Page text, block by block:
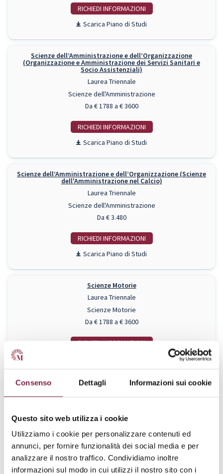
Consenso Dettagli Informazioni sui cookie
Questo sito web utilizza i cookie
Utilizziamo i cookie per personalizzare contenuti ed
annunci, per fornire funzionalità dei social media e per
analizzare il nostro traffico. Condividiamo inoltre
informazioni sul modo in cui utilizzi il nostro sito con i
RICHIEDI INFO
Piano di Studi
Scienze dell’Amministrazione e dell’Organizzazione
(Organizzazione e Amministrazione dei Servizi Sanitari e
Socio Assistenziali)
Laurea Triennale
Scienze dell'Amministrazione
Da € 1788 a € 3600
RICHIEDI INFO
Piano di Studi
Scienze dell’Amministrazione e dell’Organizzazione (Scienze
dell'Amministrazione nel Calcio)
Laurea Triennale
Scienze dell'Amministrazione
Da € 3.480
RICHIEDI INFO
Piano di Studi
Scienze Motorie
Laurea Triennale
Scienze Motorie
Da € 1788 a € 3600
RICHIEDI INFO
Scienze Motorie (Calcio)
Scienze Motorie
RICHIEDI INFO
Piano di Studi